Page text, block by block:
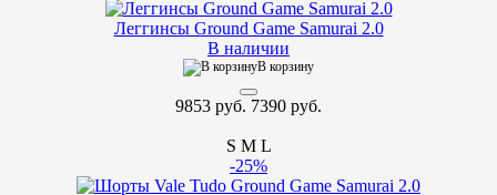
Леггинсы Ground Game Samurai 2.0
В наличии
В корзину
9853 руб. 7390 руб.
S M L
-25%